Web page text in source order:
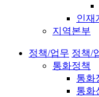
인재
지역본부
정책/업무 정책/
통화정책
통화
통화